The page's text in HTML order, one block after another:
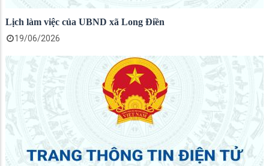
Lịch làm việc của UBND xã Long Điền
19/06/2026